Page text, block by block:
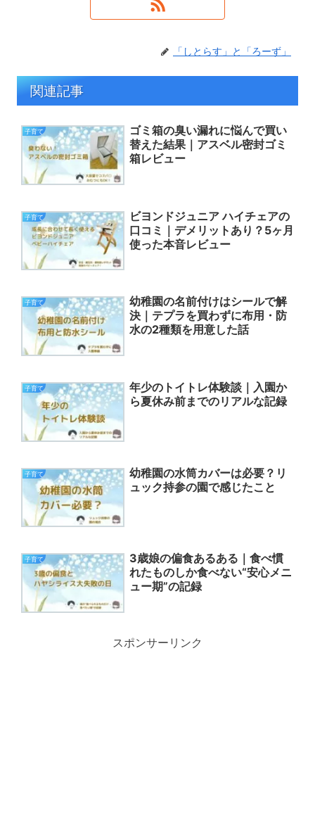
「しとらす」と「ろーず」
関連記事
子育て
ゴミ箱の臭い漏れに悩んで買い
替えた結果｜アスベル密封ゴミ
箱レビュー
子育て
ビヨンドジュニア ハイチェアの
口コミ｜デメリットあり？5ヶ月
使った本音レビュー
子育て
幼稚園の名前付けはシールで解
決｜テプラを買わずに布用・防
水の2種類を用意した話
子育て
年少のトイトレ体験談｜入園か
ら夏休み前までのリアルな記録
子育て
幼稚園の水筒カバーは必要？リ
ュック持参の園で感じたこと
子育て
3歳娘の偏食あるある｜食べ慣
れたものしか食べない“安心メニ
ュー期”の記録
スポンサーリンク